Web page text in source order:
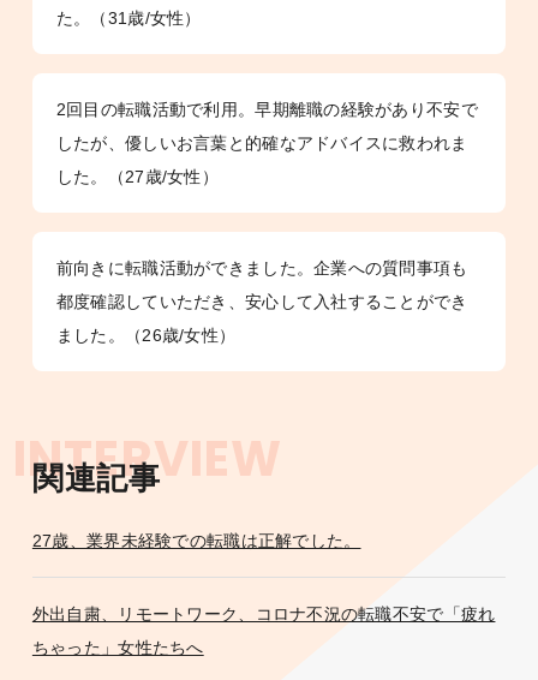
た。（31歳/女性）
2回目の転職活動で利用。早期離職の経験があり不安で
したが、優しいお言葉と的確なアドバイスに救われま
した。（27歳/女性）
前向きに転職活動ができました。企業への質問事項も
都度確認していただき、安心して入社することができ
ました。（26歳/女性）
INTERVIEW
関連記事
27歳、業界未経験での転職は正解でした。
外出自粛、リモートワーク、コロナ不況の転職不安で「疲れ
ちゃった」女性たちへ